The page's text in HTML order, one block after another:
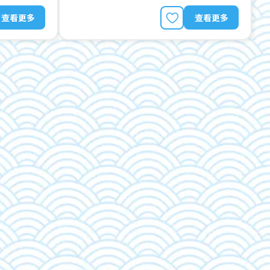
查看更多 查看更多